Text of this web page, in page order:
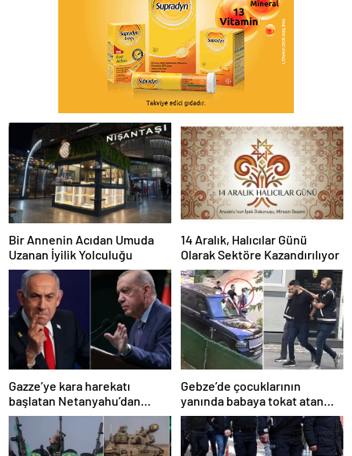
Bir Annenin Acıdan Umuda
Uzanan İyilik Yolculuğu
14 Aralık, Halıcılar Günü
Olarak Sektöre Kazandırılıyor
Gazze’ye kara harekatı
başlatan Netanyahu’dan
Erdoğan’a küstah sözler
Gebze’de çocuklarının
yanında babaya tokat atan
sürücü tutuklandı